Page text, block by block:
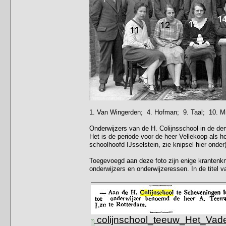
1. Van Wingerden; 4. Hofman; 9. Taal; 10.
Onderwijzers van de H. Colijnsschool in de
Het is de periode voor de heer Vellekoop als
schoolhoofd IJsselstein, zie knipsel hier
Toegevoegd aan deze foto zijn enige
onderwijzers en onderwijzeressen. In de titel